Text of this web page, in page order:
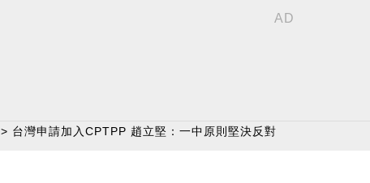
> 台灣申請加入CPTPP 趙立堅：一中原則堅決反對